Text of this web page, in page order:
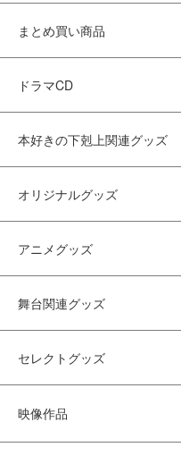
まとめ買い商品
ドラマCD
本好きの下剋上関連グッズ
オリジナルグッズ
アニメグッズ
舞台関連グッズ
セレクトグッズ
映像作品